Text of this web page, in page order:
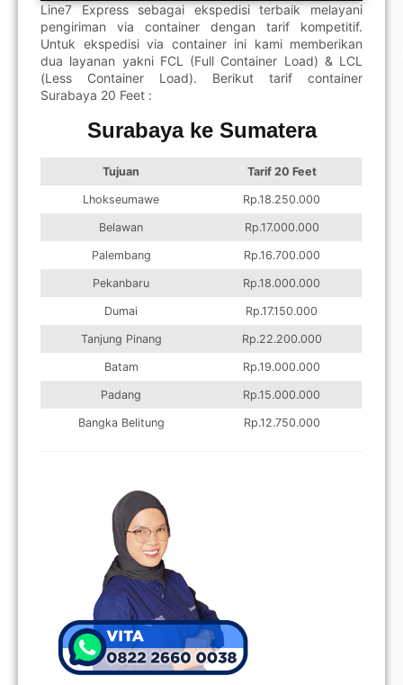
Line7 Express sebagai ekspedisi terbaik melayani
pengiriman via container dengan tarif kompetitif.
Untuk ekspedisi via container ini kami memberikan
dua layanan yakni FCL (Full Container Load) & LCL
(Less Container Load). Berikut tarif container
Surabaya 20 Feet :
Surabaya ke Sumatera
Tujuan Tarif 20 Feet
Lhokseumawe Rp.18.250.000
Belawan Rp.17.000.000
Palembang Rp.16.700.000
Pekanbaru Rp.18.000.000
Dumai Rp.17.150.000
Tanjung Pinang Rp.22.200.000
Batam Rp.19.000.000
Padang Rp.15.000.000
Bangka Belitung Rp.12.750.000